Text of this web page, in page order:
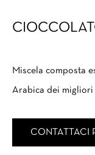
Miscela composta
Arabica dei
CONTATTACI